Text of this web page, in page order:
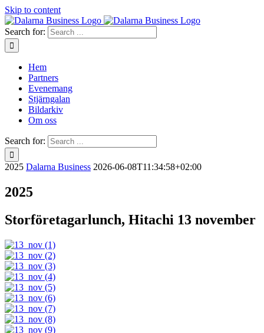
Skip to content
Search for:
Hem
Partners
Evenemang
Stjärngalan
Bildarkiv
Om oss
Search for:
2025 Dalarna Business 2026-06-08T11:34:58+02:00
2025
Storföretagarlunch, Hitachi 13 november